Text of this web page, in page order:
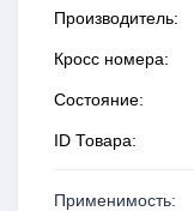
Производитель:
Кросс номера:
Состояние:
ID Товара:
Применимость: